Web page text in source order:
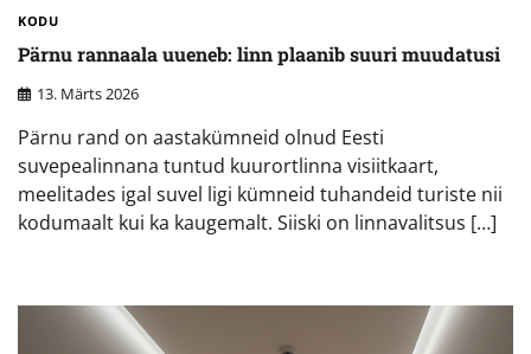
KODU
Pärnu rannaala uueneb: linn plaanib suuri muudatusi
13. Märts 2026
Pärnu rand on aastakümneid olnud Eesti
suvepealinnana tuntud kuurortlinna visiitkaart,
meelitades igal suvel ligi kümneid tuhandeid turiste nii
kodumaalt kui ka kaugemalt. Siiski on linnavalitsus […]